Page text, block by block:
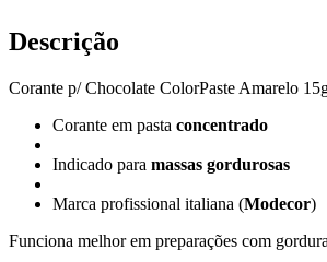
Descrição
Corante p/ Chocolate ColorPaste Amarelo
Corante em pasta concentrado
Indicado para massas gordurosas
Marca profissional italiana (Modecor)
Funciona melhor em preparações com